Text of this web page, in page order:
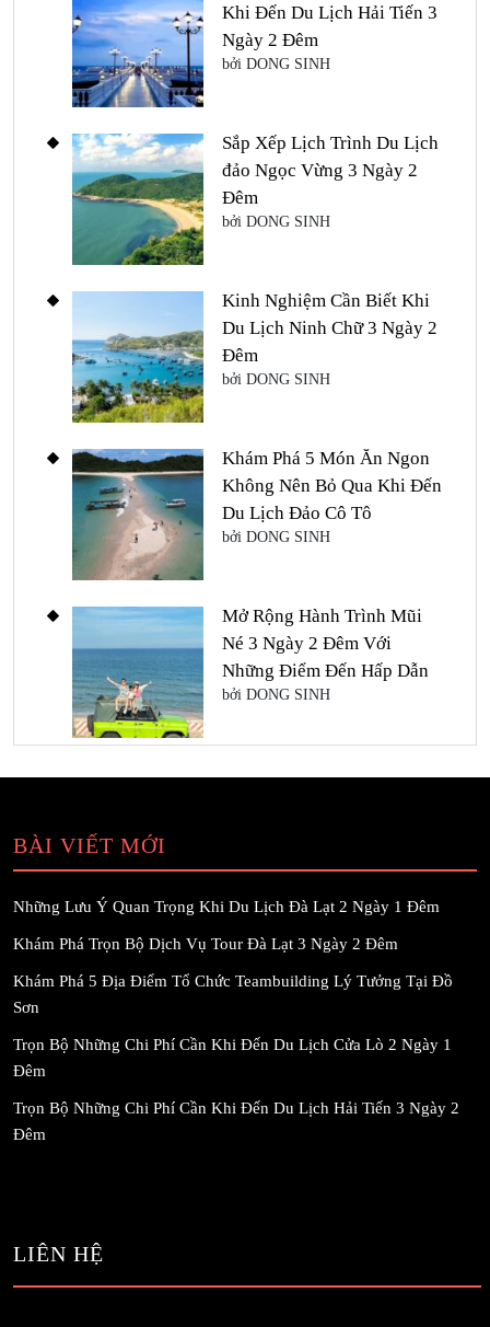
Khi Đến Du Lịch Hải Tiến 3
Ngày 2 Đêm
bởi DONG SINH
Sắp Xếp Lịch Trình Du Lịch
đảo Ngọc Vừng 3 Ngày 2
Đêm
bởi DONG SINH
Kinh Nghiệm Cần Biết Khi
Du Lịch Ninh Chữ 3 Ngày 2
Đêm
bởi DONG SINH
Khám Phá 5 Món Ăn Ngon
Không Nên Bỏ Qua Khi Đến
Du Lịch Đảo Cô Tô
bởi DONG SINH
Mở Rộng Hành Trình Mũi
Né 3 Ngày 2 Đêm Với
Những Điểm Đến Hấp Dẫn
bởi DONG SINH
BÀI VIẾT MỚI
Những Lưu Ý Quan Trọng Khi Du Lịch Đà Lạt 2 Ngày 1 Đêm
Khám Phá Trọn Bộ Dịch Vụ Tour Đà Lạt 3 Ngày 2 Đêm
Khám Phá 5 Địa Điểm Tổ Chức Teambuilding Lý Tưởng Tại Đồ
Sơn
Trọn Bộ Những Chi Phí Cần Khi Đến Du Lịch Cửa Lò 2 Ngày 1
Đêm
Trọn Bộ Những Chi Phí Cần Khi Đến Du Lịch Hải Tiến 3 Ngày 2
Đêm
LIÊN HỆ